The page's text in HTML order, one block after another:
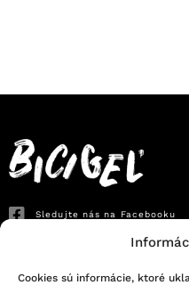
Cookies sú informácie, ktoré
Sledujte nás na Facebooku
Sledujte nás na Instagrame